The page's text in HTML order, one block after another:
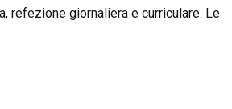
refezione giornaliera e curriculare. Le